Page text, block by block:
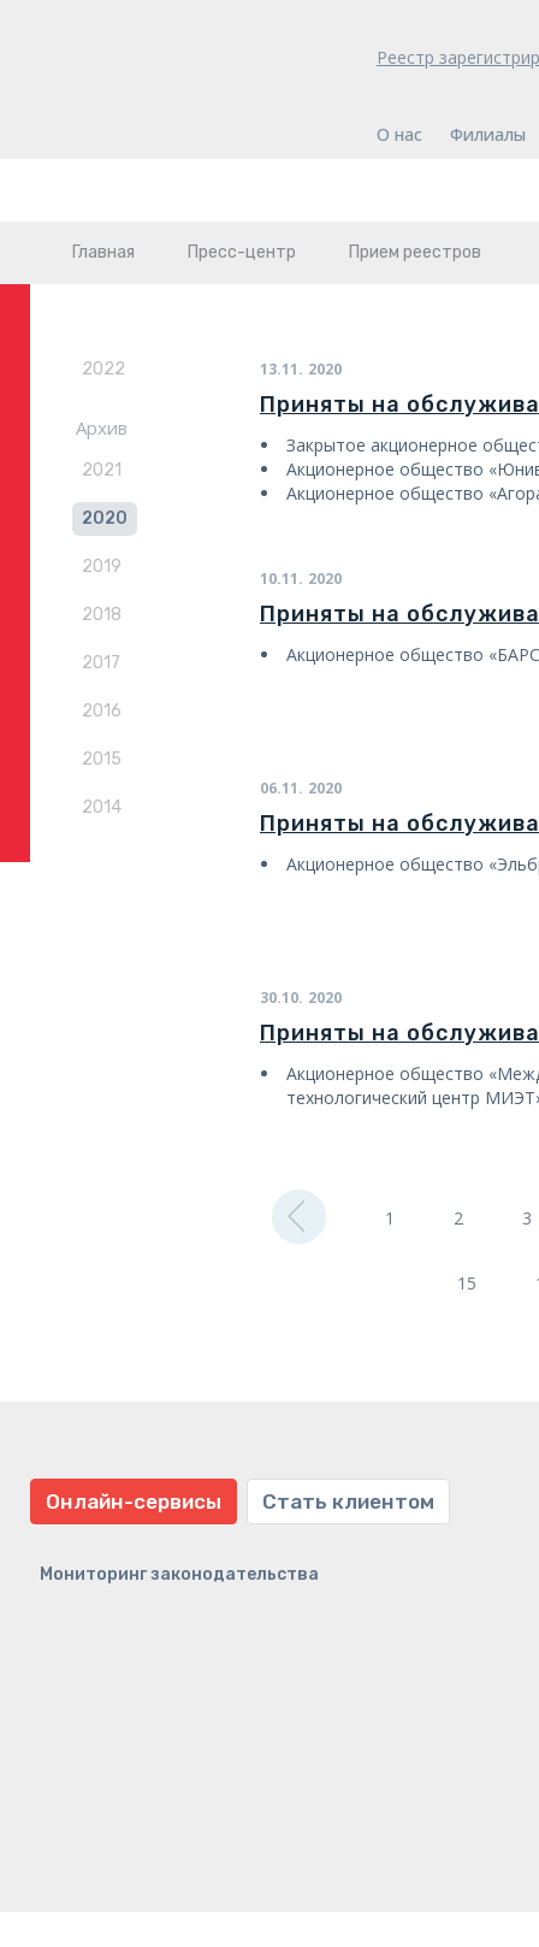
Реестр
О нас Филиалы
Главная Пресс-центр Прием реестров
2022
Архив
2021
2020
2019
2018
2017
2016
2015
2014
13.11. 2020
Приняты на
Закрытое акционерное
Акционерное общество
Акционерное общество
10.11. 2020
Приняты на
Акционерное общество
06.11. 2020
Приняты на
Акционерное общество
30.10. 2020
Приняты на
Акционерное общество
технологический центр
1 2 3
15
Онлайн-сервисы Стать клиентом
Мониторинг законодательства